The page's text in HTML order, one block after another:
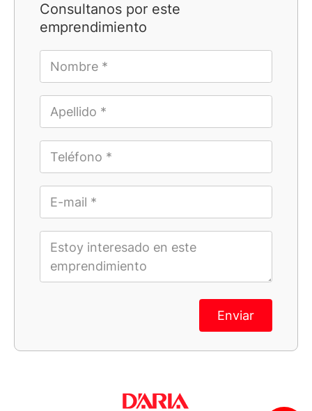
Consultanos por este
emprendimiento
Enviar